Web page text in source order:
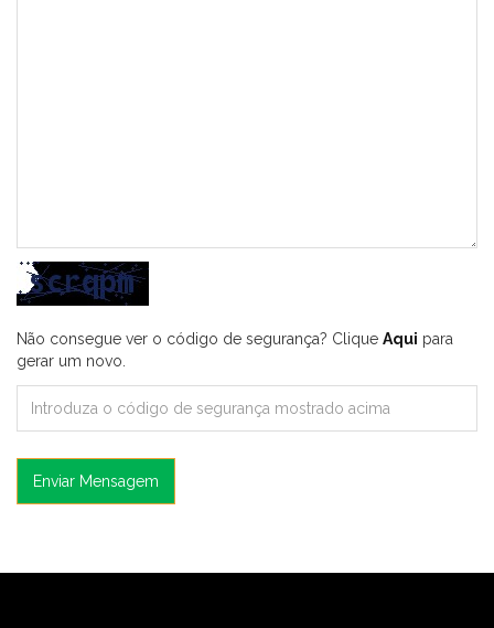
Não consegue ver o código de segurança? Clique Aqui para
gerar um novo.
Enviar Mensagem